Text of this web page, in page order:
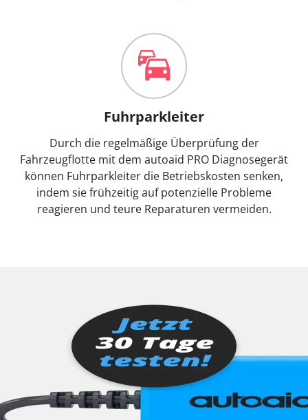
Fuhrparkleiter
Durch die regelmäßige Überprüfung der
Fahrzeugflotte mit dem autoaid PRO Diagnosegerät
können Fuhrparkleiter die Betriebskosten senken,
indem sie frühzeitig auf potenzielle Probleme
reagieren und teure Reparaturen vermeiden.